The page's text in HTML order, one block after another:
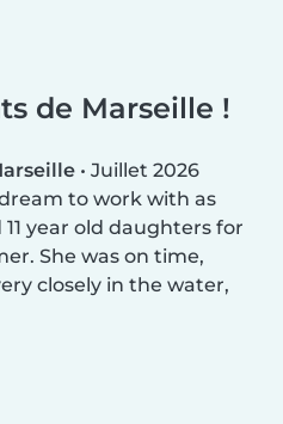
de Marseille !
• Juillet 2026
to work with as
year old daughters for
She was on time,
closely in the water,